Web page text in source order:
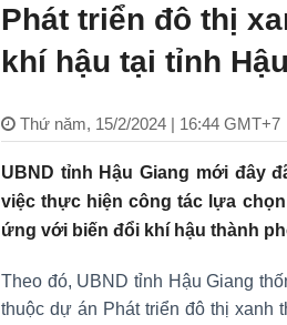
Phát triển đô thị
khí hậu tại tỉnh
Thứ năm, 15/2/2024 | 16:44 GMT+7
UBND tỉnh Hậu Giang mới đây
việc thực hiện công tác lựa
ứng với biến đổi khí hậu thành
Theo đó, UBND tỉnh Hậu Giang
thuộc dự án Phát triển đô thị xanh